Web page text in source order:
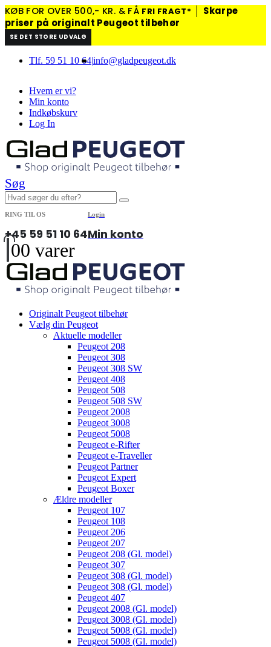
KØB FOR OVER 500,- KR. & FÅ FRI FRAGT*
Skarpe
priser på originalt Peugeot tilbehør
SE DET STORE UDVALG
Tlf. 59 51 10 64|info@gladpeugeot.dk
Hvem er vi?
Min konto
Indkøbskurv
Log In
Søg
RING TIL OS
+45 59 51 10 64
Login
Min konto
00 varer
Originalt Peugeot tilbehør
Vælg din Peugeot
Aktuelle modeller
Peugeot 208
Peugeot 308
Peugeot 308 SW
Peugeot 408
Peugeot 508
Peugeot 508 SW
Peugeot 2008
Peugeot 3008
Peugeot 5008
Peugeot e-Rifter
Peugeot e-Traveller
Peugeot Partner
Peugeot Expert
Peugeot Boxer
Ældre modeller
Peugeot 107
Peugeot 108
Peugeot 206
Peugeot 207
Peugeot 208 (Gl. model)
Peugeot 307
Peugeot 308 (Gl. model)
Peugeot 308 (Gl. model)
Peugeot 407
Peugeot 2008 (Gl. model)
Peugeot 3008 (Gl. model)
Peugeot 5008 (Gl. model)
Peugeot 5008 (Gl. model)